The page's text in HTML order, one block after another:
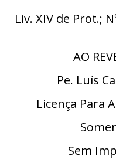
Liv. XIV de Prot.;
AO
Pe. Luís
Licença Para
Sem